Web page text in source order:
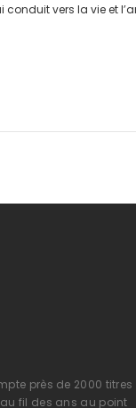
vers la vie et
près de 2000 titres
fil des ans au point